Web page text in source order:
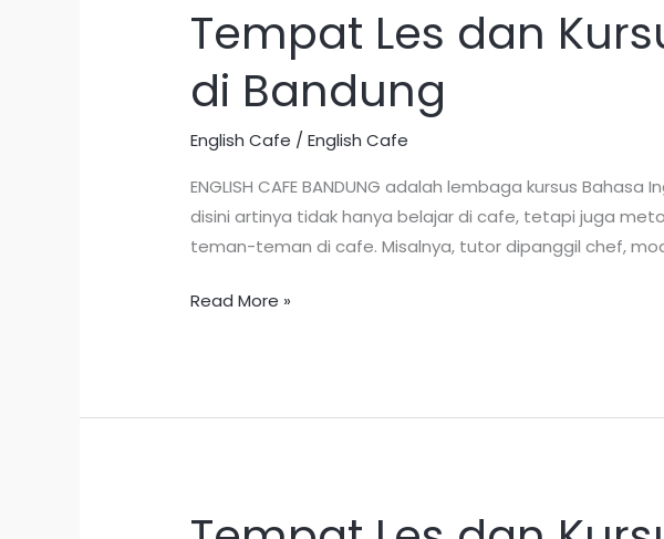
Tempat Les dan
di Bandung
English Cafe /English Cafe
ENGLISH CAFE BANDUNG adalah lembaga kursus
disini artinya tidak hanya belajar di cafe, tetapi juga
teman-teman di cafe. Misalnya, tutor dipanggil chef,
Tempat
Les
dan
Kursus
Bahasa
Termurah
di
Bandung
Read More »
Tempat